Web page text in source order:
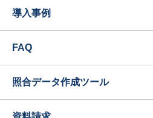
導入事例
FAQ
照合データ作成ツール